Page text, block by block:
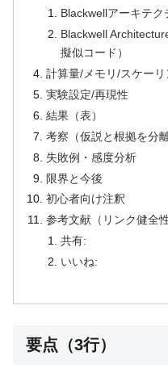
Blackwellアーキテク
Blackwell
擬似コード）
計算量/メモリ/スケーリ
実験設定/再現性
結果（表）
考察（仮説と根拠を分離
失敗例・感度分析
限界と今後
初心者向け注釈
参考文献（リンク健全
共有:
いいね:
要点（3行）